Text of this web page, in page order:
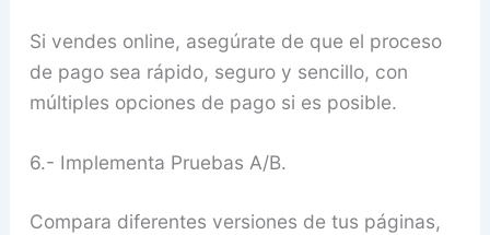
Si vendes online, asegúrate de que el proceso
de pago sea rápido, seguro y sencillo, con
múltiples opciones de pago si es posible.
6.- Implementa Pruebas A/B.
Compara diferentes versiones de tus páginas,